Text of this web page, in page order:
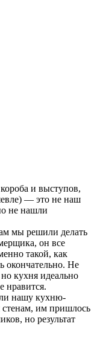
и выступов,
— это не наш
не нашли
мы решили делать
он все
такой, как
окончательно. Не
кухня идеально
нравится.
нашу кухню-
им пришлось
но результат